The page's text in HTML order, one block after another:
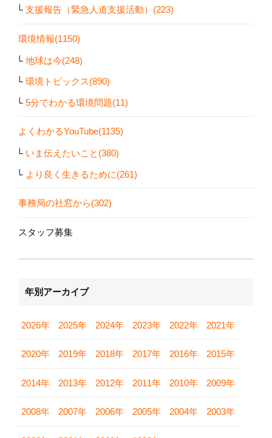
支援報告（緊急人道支援活動）(223)
環境情報(1150)
地球は今(248)
環境トピックス(890)
5分でわかる環境問題(11)
よくわかるYouTube(1135)
いま伝えたいこと(380)
より良く生きるために(261)
事務局の社窓から(302)
スタッフ募集
年別アーカイブ
2026年 2025年 2024年 2023年 2022年 2021年
2020年 2019年 2018年 2017年 2016年 2015年
2014年 2013年 2012年 2011年 2010年 2009年
2008年 2007年 2006年 2005年 2004年 2003年